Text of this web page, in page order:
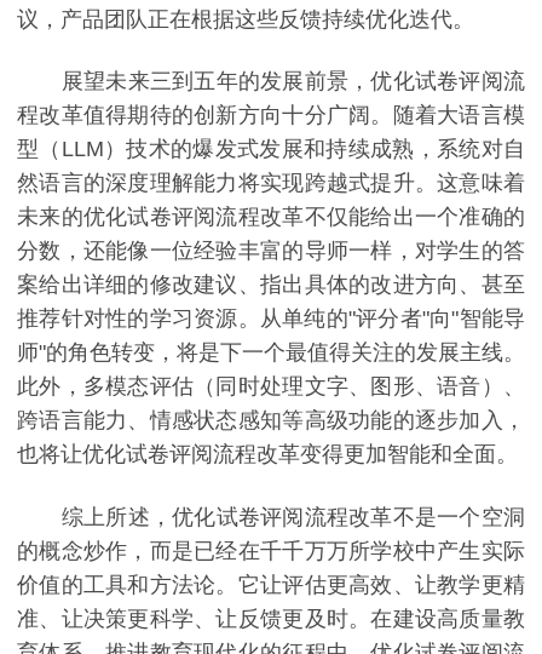
议，产品团队正在根据这些反馈持续优化迭代。
展望未来三到五年的发展前景，优化试卷评阅流
程改革值得期待的创新方向十分广阔。随着大语言模
型（LLM）技术的爆发式发展和持续成熟，系统对自
然语言的深度理解能力将实现跨越式提升。这意味着
未来的优化试卷评阅流程改革不仅能给出一个准确的
分数，还能像一位经验丰富的导师一样，对学生的答
案给出详细的修改建议、指出具体的改进方向、甚至
推荐针对性的学习资源。从单纯的"评分者"向"智能导
师"的角色转变，将是下一个最值得关注的发展主线。
此外，多模态评估（同时处理文字、图形、语音）、
跨语言能力、情感状态感知等高级功能的逐步加入，
也将让优化试卷评阅流程改革变得更加智能和全面。
综上所述，优化试卷评阅流程改革不是一个空洞
的概念炒作，而是已经在千千万万所学校中产生实际
价值的工具和方法论。它让评估更高效、让教学更精
准、让决策更科学、让反馈更及时。在建设高质量教